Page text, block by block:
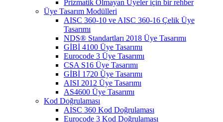
Prizmatik Olmayan Üyeler için bir rehber
Üye Tasarım Modülleri
AISC 360-10 ve AISC 360-16 Çelik Üye
Tasarımı
NDS® Standartları 2018 Üye Tasarımı
GİBİ 4100 Üye Tasarımı
Eurocode 3 Üye Tasarımı
CSA S16 Üye Tasarımı
GİBİ 1720 Üye Tasarımı
AISI 2012 Üye Tasarımı
AS4600 Üye Tasarımı
Kod Doğrulaması
AISC 360 Kod Doğrulaması
Eurocode 3 Kod Doğrulaması